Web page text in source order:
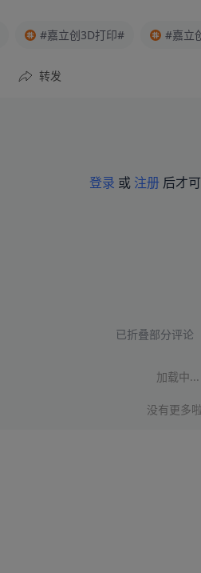
#嘉立创3D打印# #嘉立
转发
登录 或 注册 后才
已折叠部分评论
加载中...
没有更多